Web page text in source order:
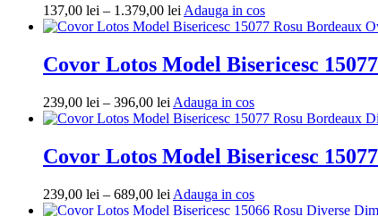
999,00 lei
137,00 lei – 1.379,00 lei Interval
de
137,00 lei
până
1.379,00 lei
Adauga in cosAdauga
in
Covor Lotos Model Bisericesc
239,00 lei – 396,00 lei Interval
de
239,00 lei
până
396,00 lei
Adauga in cosAdauga
in
Covor Lotos Model Bisericesc
239,00 lei – 689,00 lei Interval
de
Adauga in cosAdauga
in